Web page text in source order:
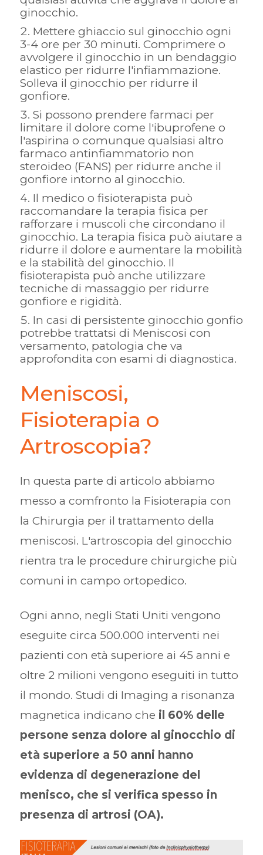
ginocchio.
Mettere ghiaccio sul ginocchio ogni
3-4 ore per 30 minuti. Comprimere o
avvolgere il ginocchio in un bendaggio
elastico per ridurre l'infiammazione.
Solleva il ginocchio per ridurre il
gonfiore.
Si possono prendere farmaci per
limitare il dolore come l'ibuprofene o
l'aspirina o comunque qualsiasi altro
farmaco antinfiammatorio non
steroideo (FANS) per ridurre anche il
gonfiore intorno al ginocchio.
Il medico o fisioterapista può
raccomandare la terapia fisica per
rafforzare i muscoli che circondano il
ginocchio. La terapia fisica può aiutare a
ridurre il dolore e aumentare la mobilità
e la stabilità del ginocchio. Il
fisioterapista può anche utilizzare
tecniche di massaggio per ridurre
gonfiore e rigidità.
In casi di persistente ginocchio gonfio
potrebbe trattatsi di Meniscosi con
versamento, patologia che va
approfondita con esami di diagnostica.
Meniscosi,
Fisioterapia o
Artroscopia?
In questa parte di articolo abbiamo
messo a comfronto la Fisioterapia con
la Chirurgia per il trattamento della
meniscosi. L'artroscopia del ginocchio
rientra tra le procedure chirurgiche più
comuni in campo ortopedico.
Ogni anno, negli Stati Uniti vengono
eseguite circa 500.000 interventi nei
pazienti con età superiore ai 45 anni e
oltre 2 milioni vengono eseguiti in tutto
il mondo. Studi di Imaging a risonanza
magnetica indicano che il 60% delle
persone senza dolore al ginocchio di
età superiore a 50 anni hanno
evidenza di degenerazione del
menisco, che si verifica spesso in
presenza di artrosi (OA).